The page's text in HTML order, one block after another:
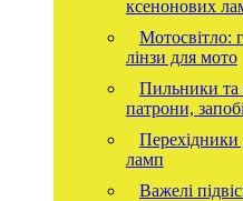
ксенонових
Мотосвітло:
лінзи для мото
Пильники та
патрони,
ламп
Важелі